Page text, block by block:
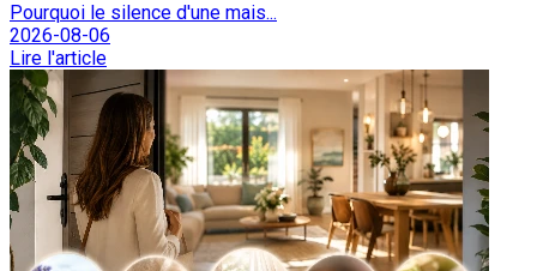
Pourquoi le silence d'une mais...
2026-08-06
Lire l'article